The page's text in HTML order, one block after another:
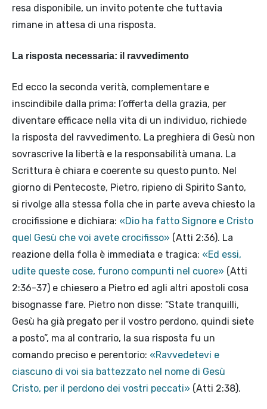
resa disponibile, un invito potente che tuttavia
rimane in attesa di una risposta.
La risposta necessaria: il ravvedimento
Ed ecco la seconda verità, complementare e
inscindibile dalla prima: l’offerta della grazia, per
diventare efficace nella vita di un individuo, richiede
la risposta del ravvedimento. La preghiera di Gesù non
sovrascrive la libertà e la responsabilità umana. La
Scrittura è chiara e coerente su questo punto. Nel
giorno di Pentecoste, Pietro, ripieno di Spirito Santo,
si rivolge alla stessa folla che in parte aveva chiesto la
crocifissione e dichiara: «Dio ha fatto Signore e Cristo
quel Gesù che voi avete crocifisso» (Atti 2:36). La
reazione della folla è immediata e tragica: «Ed essi,
udite queste cose, furono compunti nel cuore» (Atti
2:36-37) e chiesero a Pietro ed agli altri apostoli cosa
bisognasse fare. Pietro non disse: “State tranquilli,
Gesù ha già pregato per il vostro perdono, quindi siete
a posto”, ma al contrario, la sua risposta fu un
comando preciso e perentorio: «Ravvedetevi e
ciascuno di voi sia battezzato nel nome di Gesù
Cristo, per il perdono dei vostri peccati» (Atti 2:38).